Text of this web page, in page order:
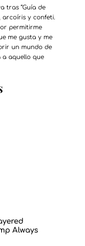
tras “Guía de
arcoíris y confeti.
permitirme
me gusta y me
un mundo de
aquello que
Always